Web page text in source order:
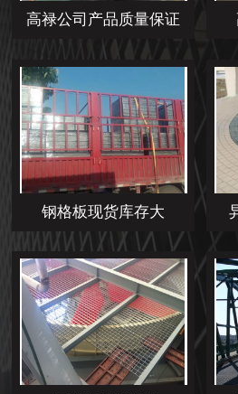
高禄公司产品质量保证
钢格板现货库存大